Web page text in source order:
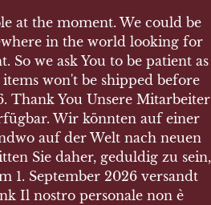
NEL BRONZO NEMICO
D'ITALIA 1915 1918
at the moment. We could be
in the world looking for
So we ask You to be patient as
won't be shipped before
Thank You Unsere Mitarbeiter
Wir könnten auf einer
auf der Welt nach neuen
Sie daher, geduldig zu sein,
1. September 2026 versandt
Il nostro personale non è
at the moment. We could be
in the world looking for
So we ask You to be patient as
won't be shipped before
Thank You Unsere Mitarbeiter
Wir könnten auf einer
auf der Welt nach neuen
Sie daher, geduldig zu sein,
1. September 2026 versandt
Il nostro personale non è